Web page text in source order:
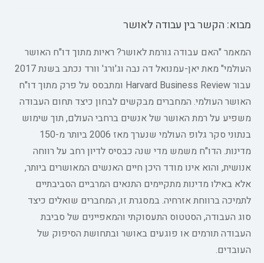
מבוא: הקשר בין עבודה לאושר
המאמר "האם עבודה גורמת לאושר? ראיות מתוך דו"ח האושר
העולמי" מאת יאן-עמנואל דה נבה וג'ורג' וורד נכתב בשנת 2017
עבור Harvard Business Review ומתבסס על פרק מתוך דו"ח
האושר העולמי. המחברים מבקשים לבחון כיצד תחום העבודה
משפיע על רמת האושר של אנשים ברחבי העולם, תוך שימוש
בנתוני סקר גלופ העולמי שנערך מאז 2006 ביותר מ-150
מדינות. הדו"ח משמש מדי שנה כבסיס לדיון רחב על רווחה
אנושית, והוא אינו מודד היכן חיים האנשים המאושרים ביותר,
אלא באילו מדינות מתקיימים התנאים המרביים הסביבתיים
לתמיכה ברווחת אזרחיה. במסגרת זו, המחברים שואלים כיצד
סוג העבודה, הסטטוס התעסוקתי והמאפיינים של סביבת
העבודה תורמים או פוגעים באושר ובתחושת הסיפוק של
העובדים.